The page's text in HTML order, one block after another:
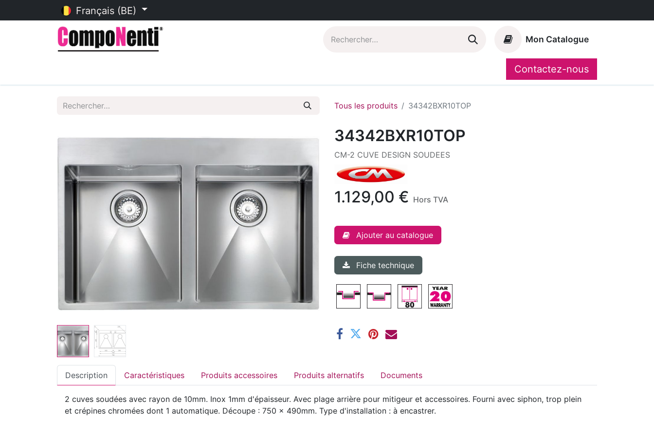
Français (BE)
Mon Catalogue
CompoShop
Contactez-nous
Tous les produits 34342BXR10TOP
34342BXR10TOP
CM-2 CUVE DESIGN SOUDEES
1.129,00 € Hors TVA
Ajouter au catalogue
Fiche technique
Description Caractéristiques Produits accessoires Produits alternatifs Documents
2 cuves soudées avec rayon de 10mm. Inox 1mm d'épaisseur. Avec plage arrière pour mitigeur et accessoires. Fourni avec siphon, trop plein
et crépines chromées dont 1 automatique. Découpe : 750 x 490mm. Type d'installation : à encastrer.